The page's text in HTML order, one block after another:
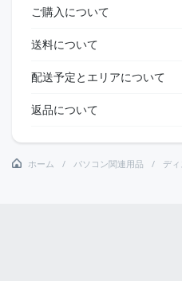
ご購入について
送料について
配送予定とエリアについて
返品について
ホーム パソコン関連用品 デ